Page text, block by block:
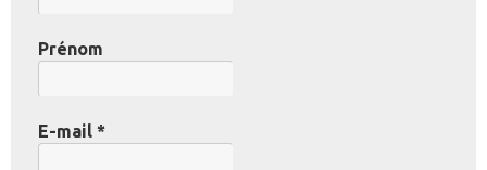
Prénom
E-mail *